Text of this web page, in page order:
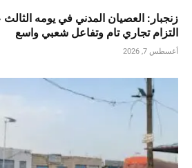
زنجبار: العصيان المدني في يومه
التزام تجاري تام وتفاعل شعبي واسع
أغسطس 7, 2026